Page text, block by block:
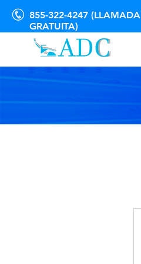
855-322-4247 (LLAMADA
GRATUITA)